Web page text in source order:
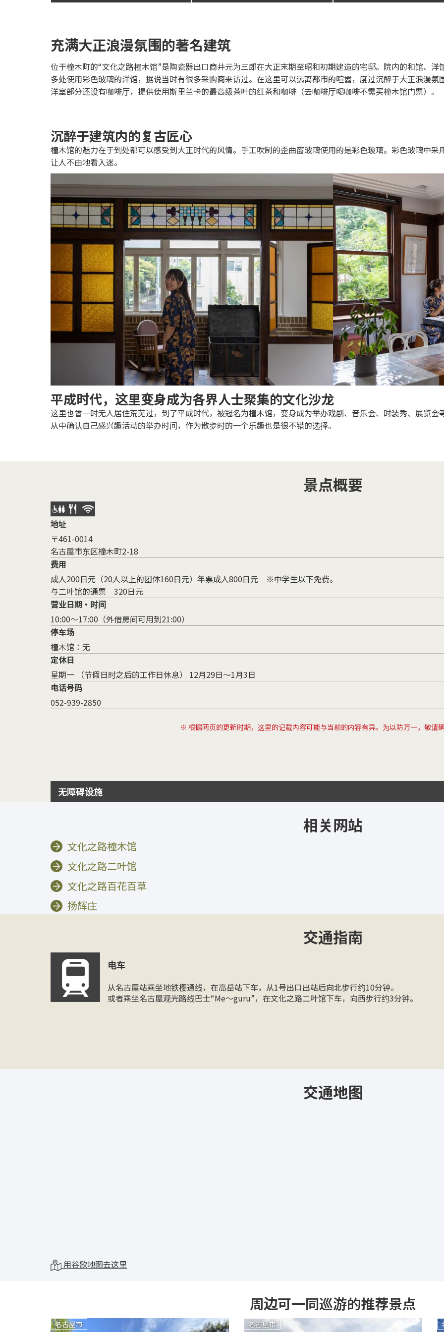
充满大正浪漫氛围的著名建筑
位于橦木町的“文化之路橦木馆”是陶瓷器出口商井元为三郎在大正末期至昭和初期建造的宅邸。院内的和馆、洋
多处使用彩色玻璃的洋馆，据说当时有很多采购商来访过。在这里可以远离都市的喧嚣，度过沉醉于大正浪漫氛
洋室部分还设有咖啡厅，提供使用斯里兰卡的最高级茶叶的红茶和咖啡（去咖啡厅喝咖啡不需买橦木馆门票）。
沉醉于建筑内的复古匠心
橦木馆的魅力在于到处都可以感受到大正时代的风情。手工吹制的歪曲窗玻璃使用的是彩色玻璃。彩色玻璃中采
让人不由地看入迷。
平成时代，这里变身成为各界人士聚集的文化沙龙
这里也曾一时无人居住荒芜过，到了平成时代，被冠名为橦木馆，变身成为举办戏剧、音乐会、时装秀、展览会
从中确认自己感兴趣活动的举办时间，作为散步时的一个乐趣也是很不错的选择。
景点概要
地址
〒461-0014
名古屋市东区橦木町2-18
费用
成人200日元（20人以上的团体160日元）年票成人800日元 ※中学生以下免费。
与二叶馆的通票 320日元
营业日期・时间
10:00～17:00（外借房间可用到21:00）
停车场
橦木馆：无
定休日
星期一 （节假日时之后的工作日休息） 12月29日～1月3日
电话号码
052-939-2850
※ 根据网页的更新时期，这里的记载内容可能与当前的内容有异。为以防万一，敬请确
无障碍设施
相关网站
文化之路橦木馆
文化之路二叶馆
文化之路百花百草
扬辉庄
交通指南
电车
从名古屋站乘坐地铁樱通线，在高岳站下车，从1号出口出站后向北步行约10分钟。
或者乘坐名古屋观光路线巴士“Me～guru”，在文化之路二叶馆下车，向西步行约3分钟。
交通地图
用谷歌地图去这里
周边可一同巡游的推荐景点
名古屋市 名古屋市